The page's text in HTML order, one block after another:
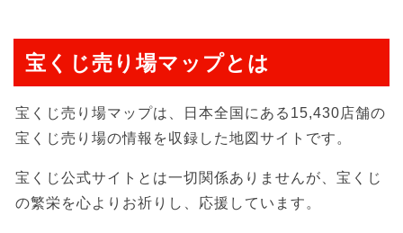
宝くじ売り場マップとは
宝くじ売り場マップは、日本全国にある15,430店舗の
宝くじ売り場の情報を収録した地図サイトです。
宝くじ公式サイトとは一切関係ありませんが、宝くじ
の繁栄を心よりお祈りし、応援しています。